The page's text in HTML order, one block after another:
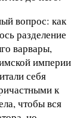
вопрос: как
разделение
варвары,
империи
себя
к
чтобы вся